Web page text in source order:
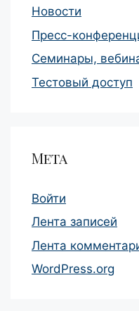
Новости
Пресс-
Семинары,
Тестовый доступ
Мета
Войти
Лента записей
Лента
WordPress.org